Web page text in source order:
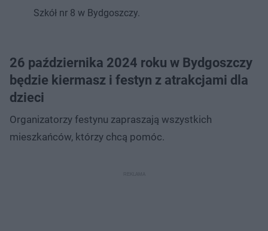
Szkół nr 8 w Bydgoszczy.
26 października 2024 roku w Bydgoszczy
będzie kiermasz i festyn z atrakcjami dla
dzieci
Organizatorzy festynu zapraszają wszystkich
mieszkańców, którzy chcą pomóc.